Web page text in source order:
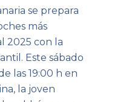
se prepara
más
2025 con la
Este sábado
las 19:00 h en
la joven